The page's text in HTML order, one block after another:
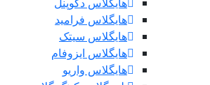
هایگلاس فرامید
هایگلاس سیتک
هایگلاس ایزوفام
هایگلاس واریو